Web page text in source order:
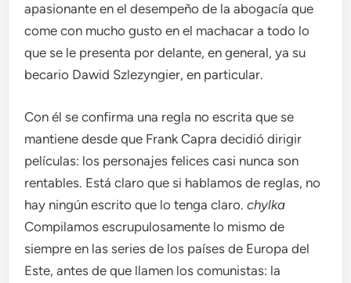
apasionante en el desempeño de la abogacía que
come con mucho gusto en el machacar a todo lo
que se le presenta por delante, en general, ya su
becario Dawid Szlezyngier, en particular.
Con él se confirma una regla no escrita que se
mantiene desde que Frank Capra decidió dirigir
películas: los personajes felices casi nunca son
rentables. Está claro que si hablamos de reglas, no
hay ningún escrito que lo tenga claro.chylka
Compilamos escrupulosamente lo mismo de
siempre en las series de los países de Europa del
Este, antes de que llamen los comunistas: la